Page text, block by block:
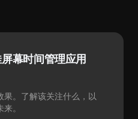
幕时间管理应用
果。了解该关注什么，以
。